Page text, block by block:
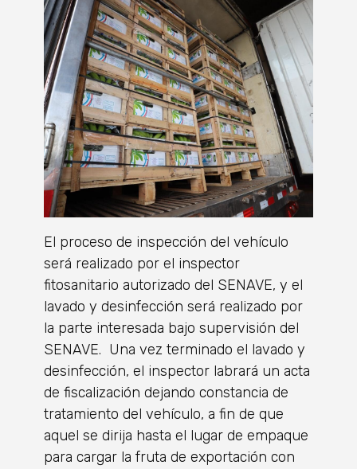
El proceso de inspección del vehículo
será realizado por el inspector
fitosanitario autorizado del SENAVE, y el
lavado y desinfección será realizado por
la parte interesada bajo supervisión del
SENAVE. Una vez terminado el lavado y
desinfección, el inspector labrará un acta
de fiscalización dejando constancia de
tratamiento del vehículo, a fin de que
aquel se dirija hasta el lugar de empaque
para cargar la fruta de exportación con